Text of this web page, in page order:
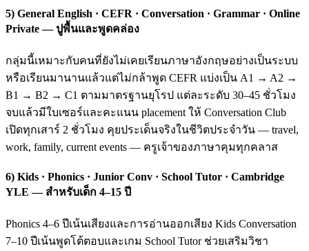
5) General English · CEFR · Conversation · Grammar · Online
Private — ปูพื้นและพูดคล่อง
กลุ่มนี้เหมาะกับคนที่ยังไม่เคยเรียนภาษาอังกฤษอย่างเป็นระบบ
หรือเรียนมานานแล้วแต่ไม่กล้าพูด CEFR แบ่งเป็น A1 → A2 →
B1 → B2 → C1 ตามมาตรฐานยุโรป แต่ละระดับ 30–45 ชั่วโมง
จบแล้วมีใบเซอร์และคะแนน placement ให้ Conversation Club
เปิดทุกเสาร์ 2 ชั่วโมง คุยประเด็นจริงในชีวิตประจำวัน — travel,
work, family, current events — ครูเจ้าของภาษาคุมทุกคลาส
6) Kids · Phonics · Junior Conv · School Tutor · Cambridge
YLE — สำหรับเด็ก 4–15 ปี
Phonics 4–6 ปีเน้นเสียงและการอ่านออกเสียง Kids Conversation
7–10 ปีเน้นพูดโต้ตอบและเกม School Tutor ช่วยเสริมวิชา